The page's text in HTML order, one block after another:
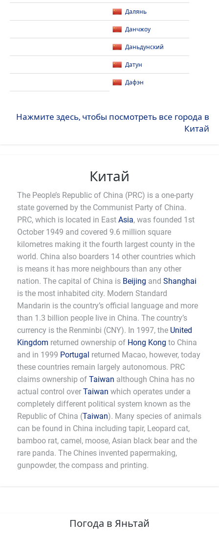
Далянь
Данчжоу
Даньдунский
Датун
Дафэн
Нажмите здесь, чтобы посмотреть все города в
Китай
Китай
The People’s Republic of China (PRC) is a one-party
state governed by the Communist Party of China.
PRC, which is located in East Asia, was founded 1st
October 1949 and covered 9.6 million square
kilometres making it the fourth largest county in the
world. China also boarders 14 other countries which
is means it has more neighbours than any other
nation. The capital of China is Beijing and Shanghai
is the most inhabited city. Modern Standard
Mandarin is the country’s official language and more
than 1.3 billion people live in China. The country’s
currency is the Renminbi (CNY). In 1997, the United
Kingdom returned ownership of Hong Kong to China
and in 1999 Portugal returned Macao, however, today
these countries remain largely autonomous. PRC
claims ownership of Taiwan although China has no
actual control over Taiwan which operates under a
completely different political system known as the
Republic of China (Taiwan). Many species of animals
can be found in China including tapir, Leopard cat,
bamboo rat, camel, moose, Asian black bear and the
rare panda. The Chines invented papermaking,
gunpowder, the compass and printing.
Погода в Яньтай